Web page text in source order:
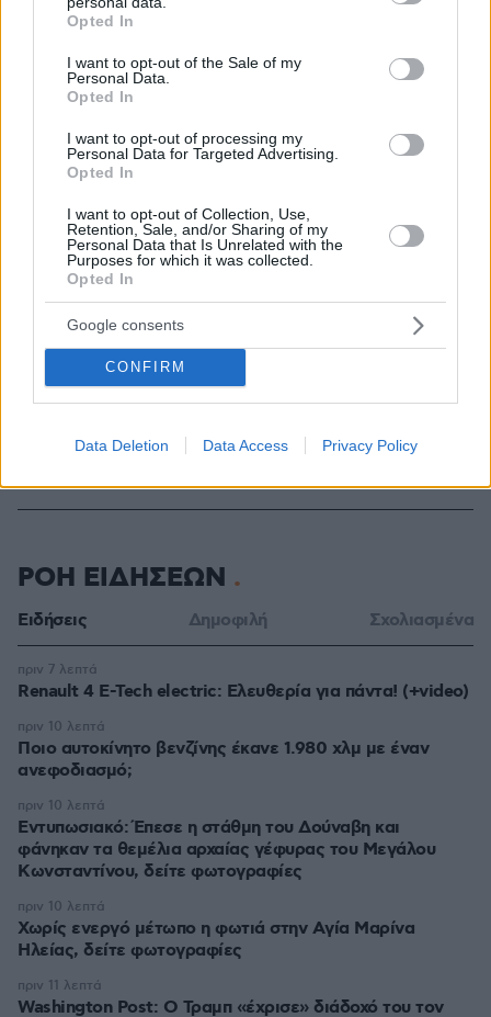
grant or deny consent to Google and its third-party tags to
use your data for below specified purposes in below Google
consent section.
Opted In
I want to opt-out of the Sale of my
Personal Data.
Opted In
I want to opt-out of processing my
Personal Data for Targeted Advertising.
Opted In
I want to opt-out of Collection, Use,
Retention, Sale, and/or Sharing of my
Personal Data that Is Unrelated with the
Purposes for which it was collected.
Opted In
Google consents
CONFIRM
Data Deletion Data Access Privacy Policy
Το DEI College παρουσιάζει τη Sophia. Την πρώτη 24/7
βοηθό AI που αλλάζει τον τρόπο με τον οποίο μαθαίνουν οι
φοιτητές
30.07.2026, 09:33
Η Smart φοιτητική κατοικία στην καρδιά της Αθήνας
Διασκεδάζουμε υπεύθυνα, επιστρέφουμε με ασφάλεια
29.07.2026, 09:39
ΡΟΗ ΕΙΔΗΣΕΩΝ
Ειδήσεις Δημοφιλή Σχολιασμένα
Renault 4 E-Tech electric: Ελευθερία για πάντα! (+video)
πριν 7 λεπτά
Ποιο αυτοκίνητο βενζίνης έκανε 1.980 χλμ με έναν
ανεφοδιασμό;
πριν 10 λεπτά
Εντυπωσιακό: Έπεσε η στάθμη του Δούναβη και
φάνηκαν τα θεμέλια αρχαίας γέφυρας του Μεγάλου
Κωνσταντίνου, δείτε φωτογραφίες
πριν 10 λεπτά
Χωρίς ενεργό μέτωπο η φωτιά στην Aγία Μαρίνα
Ηλείας, δείτε φωτογραφίες
πριν 10 λεπτά
Washington Post: Ο Τραμπ «έχρισε» διάδοχό του τον
πριν 11 λεπτά